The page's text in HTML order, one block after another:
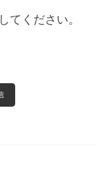
てください。